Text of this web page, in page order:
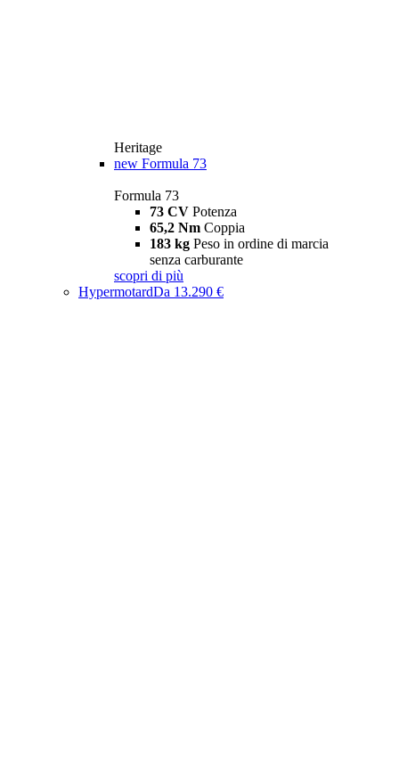
Heritage
new Formula 73
Formula 73
73 CV Potenza
65,2 Nm Coppia
183 kg Peso in ordine di marcia
senza carburante
scopri di più
HypermotardDa 13.290 €